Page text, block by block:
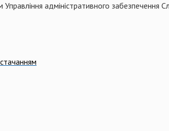
адміністративного